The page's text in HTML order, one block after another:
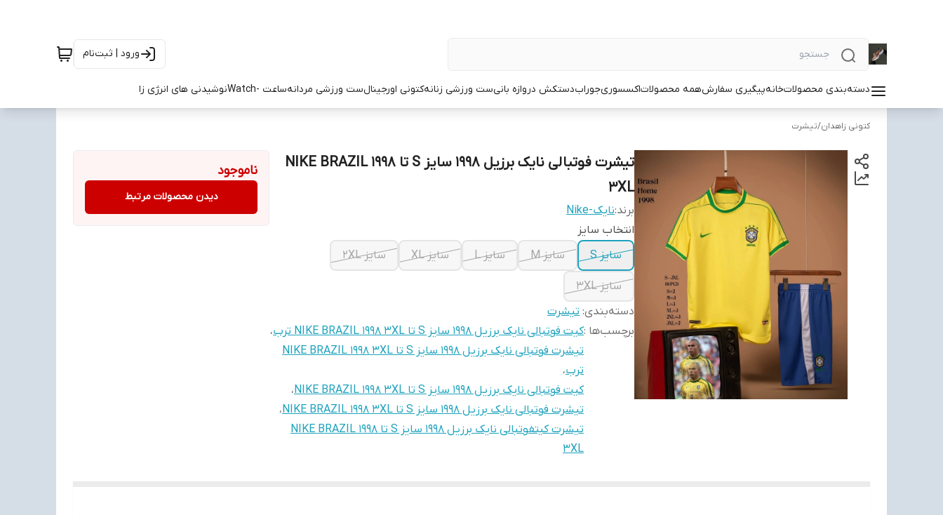
ورود | ثبت‌نام
دسته‌بندی محصولاتخانهپیگیری سفارشهمه محصولاتاکسسوریجورابدستکش دروازه بانیست ورزشی زنانهکتونی اورجینالست ورزشی مردانهساعت -Watch نوشیدنی های انرژی زا
کتونی زاهدان/تیشرت
تیشرت فوتبالی نایک برزیل 1998 سایز S تا NIKE BRAZIL 1998
3XL
برند:نایک-Nike
انتخاب سایز
سایز S
سایز M سایز L سایز XL سایز 2XL
سایز 3XL
دسته‌بندی: تیشرت
برچسب‌ها :کیت فوتبالی نایک برزیل 1998 سایز S تا NIKE BRAZIL 1998 3XL ترب
،
تیشرت فوتبالی نایک برزیل 1998 سایز S تا NIKE BRAZIL 1998 3XL
ترب،
کیت فوتبالی نایک برزیل 1998 سایز S تا NIKE BRAZIL 1998 3XL
،
تیشرت فوتبالی نایک برزیل 1998 سایز S تا NIKE BRAZIL 1998 3XL
،
تیشرت کیتفوتبالی نایک برزیل 1998 سایز S تا NIKE BRAZIL 1998
3XL
ناموجود
دیدن محصولات مرتبط